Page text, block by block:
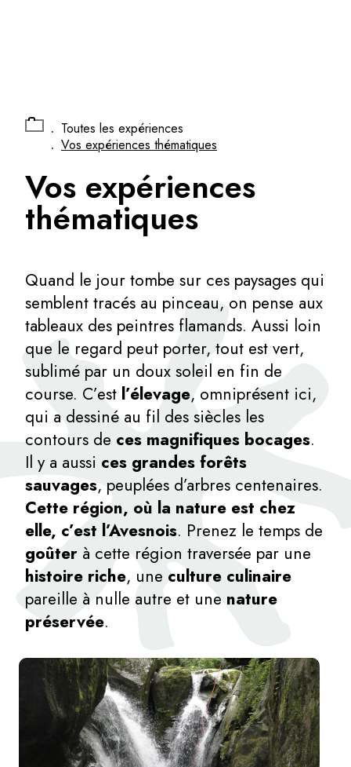
. Toutes les expériences
. Vos expériences thématiques
Vos expériences
thématiques
Quand le jour tombe sur ces paysages qui
semblent tracés au pinceau, on pense aux
tableaux des peintres flamands. Aussi loin
que le regard peut porter, tout est vert,
sublimé par un doux soleil en fin de
course. C’est l’élevage, omniprésent ici,
qui a dessiné au fil des siècles les
contours de ces magnifiques bocages.
Il y a aussi ces grandes forêts
sauvages, peuplées d’arbres centenaires.
Cette région, où la nature est chez
elle, c’est l’Avesnois. Prenez le temps de
goûter à cette région traversée par une
histoire riche, une culture culinaire
pareille à nulle autre et une nature
préservée.